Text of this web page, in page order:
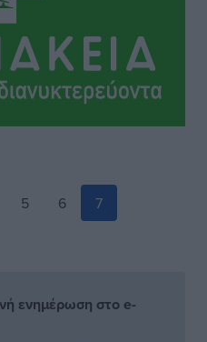
από τώρα για
οι τοπικές
5 6 7
ενημέρωση στο e-